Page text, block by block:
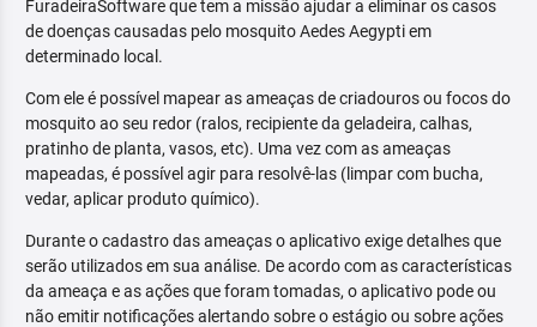
FuradeiraSoftware que tem a missão ajudar a eliminar os casos
de doenças causadas pelo mosquito Aedes Aegypti em
determinado local.
Com ele é possível mapear as ameaças de criadouros ou focos do
mosquito ao seu redor (ralos, recipiente da geladeira, calhas,
pratinho de planta, vasos, etc). Uma vez com as ameaças
mapeadas, é possível agir para resolvê-las (limpar com bucha,
vedar, aplicar produto químico).
Durante o cadastro das ameaças o aplicativo exige detalhes que
serão utilizados em sua análise. De acordo com as características
da ameaça e as ações que foram tomadas, o aplicativo pode ou
não emitir notificações alertando sobre o estágio ou sobre ações